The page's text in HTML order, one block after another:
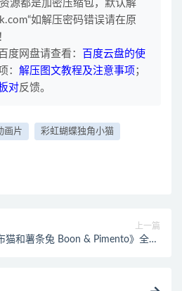
源都是加密压缩包，默认解
如解压密码错误请在原
度网盘请查看：
百度云盘的使
： 解压图文教程及注意事项 ；
对反馈。
画片 彩虹蝴蝶独角小猫
上一篇
猫和薯条兔 Boon & Pimento》全30